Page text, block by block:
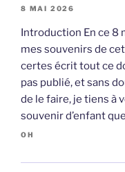
8 MAI 2026
Introduction En ce 8
mes souvenirs de
certes écrit tout ce
pas publié, et sans
de le faire, je tiens à
souvenir d’enfant
OH